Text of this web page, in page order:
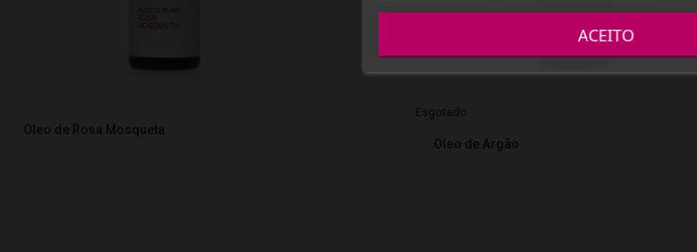
Óleo de Rosa Mosqueta
Esgotado
Óleo de Argão
ACEITO